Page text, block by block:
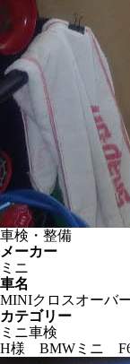
車検・整備
メーカー
ミニ
車名
MINIクロスオーバ
カテゴリー
ミニ車検
H様 BMWミニ